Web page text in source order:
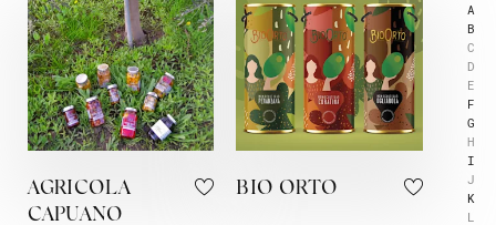
A
B
C
D
E
F
G
H
I
J
K
L
AGRICOLA
CAPUANO
BIO ORTO